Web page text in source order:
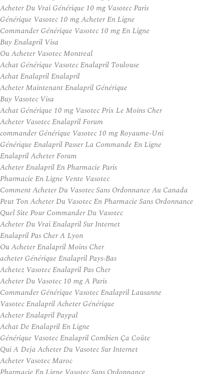
Acheter Du Vrai Générique 10 mg Vasotec Paris
Générique Vasotec 10 mg Acheter En Ligne
Commander Générique Vasotec 10 mg En Ligne
Buy Enalapril Visa
Ou Acheter Vasotec Montreal
Achat Générique Vasotec Enalapril Toulouse
Achat Enalapril Enalapril
Acheter Maintenant Enalapril Générique
Buy Vasotec Visa
Achat Générique 10 mg Vasotec Prix Le Moins Cher
Acheter Vasotec Enalapril Forum
commander Générique Vasotec 10 mg Royaume-Uni
Générique Enalapril Passer La Commande En Ligne
Enalapril Acheter Forum
Acheter Enalapril En Pharmacie Paris
Pharmacie En Ligne Vente Vasotec
Comment Acheter Du Vasotec Sans Ordonnance Au Canada
Peut Ton Acheter Du Vasotec En Pharmacie Sans Ordonnance
Quel Site Pour Commander Du Vasotec
Acheter Du Vrai Enalapril Sur Internet
Enalapril Pas Cher A Lyon
Ou Acheter Enalapril Moins Cher
acheter Générique Enalapril Pays-Bas
Achetez Vasotec Enalapril Pas Cher
Acheter Du Vasotec 10 mg A Paris
Commander Générique Vasotec Enalapril Lausanne
Vasotec Enalapril Acheter Générique
Acheter Enalapril Paypal
Achat De Enalapril En Ligne
Générique Vasotec Enalapril Combien Ça Coûte
Qui A Deja Acheter Du Vasotec Sur Internet
Acheter Vasotec Maroc